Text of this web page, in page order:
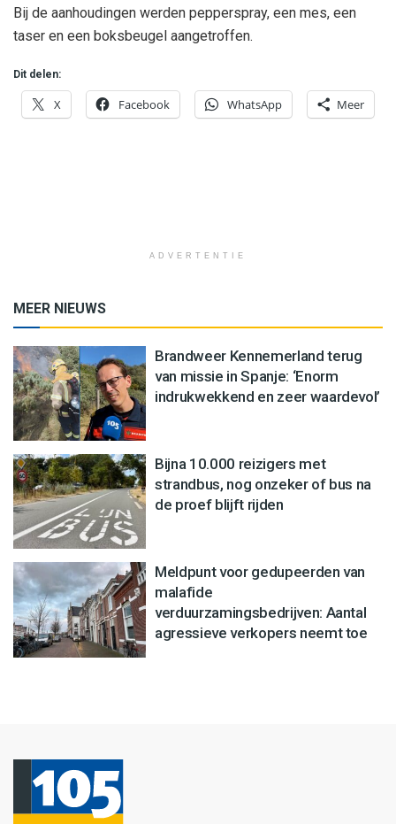
Bij de aanhoudingen werden pepperspray, een mes, een
taser en een boksbeugel aangetroffen.
Dit delen:
X Facebook WhatsApp Meer
ADVERTENTIE
MEER NIEUWS
Brandweer Kennemerland terug
van missie in Spanje: ‘Enorm
indrukwekkend en zeer waardevol’
Bijna 10.000 reizigers met
strandbus, nog onzeker of bus na
de proef blijft rijden
Meldpunt voor gedupeerden van
malafide
verduurzamingsbedrijven: Aantal
agressieve verkopers neemt toe